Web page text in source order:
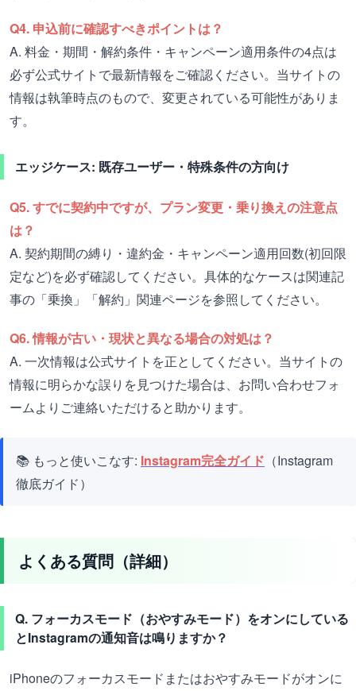
Q4. 申込前に確認すべきポイントは？
A. 料金・期間・解約条件・キャンペーン適用条件の4点は
必ず公式サイトで最新情報をご確認ください。当サイトの
情報は執筆時点のもので、変更されている可能性がありま
す。
エッジケース: 既存ユーザー・特殊条件の方向け
Q5. すでに契約中ですが、プラン変更・乗り換えの注意点
は？
A. 契約期間の縛り・違約金・キャンペーン適用回数(初回限
定など)を必ず確認してください。具体的なケースは関連記
事の「乗換」「解約」関連ページを参照してください。
Q6. 情報が古い・現状と異なる場合の対処は？
A. 一次情報は公式サイトを正としてください。当サイトの
情報に明らかな誤りを見つけた場合は、お問い合わせフォ
ームよりご連絡いただけると助かります。
📚 もっと使いこなす: Instagram完全ガイド （Instagram
徹底ガイド）
よくある質問（詳細）
Q. フォーカスモード（おやすみモード）をオンにしている
とInstagramの通知音は鳴りますか？
iPhoneのフォーカスモードまたはおやすみモードがオンに